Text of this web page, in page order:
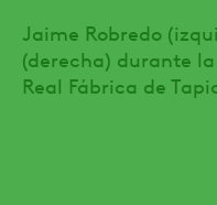
Jaime Robredo
(derecha) durante
Real Fábrica de